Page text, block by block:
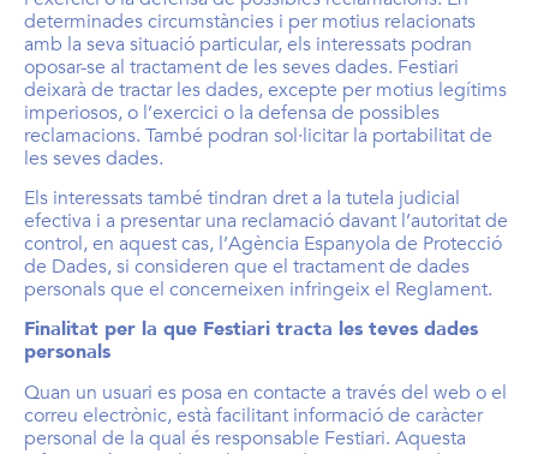
determinades circumstàncies i per motius relacionats
amb la seva situació particular, els interessats podran
oposar-se al tractament de les seves dades. Festiari
deixarà de tractar les dades, excepte per motius legítims
imperiosos, o l’exercici o la defensa de possibles
reclamacions. També podran sol·licitar la portabilitat de
les seves dades.
Els interessats també tindran dret a la tutela judicial
efectiva i a presentar una reclamació davant l’autoritat de
control, en aquest cas, l’Agència Espanyola de Protecció
de Dades, si consideren que el tractament de dades
personals que el concerneixen infringeix el Reglament.
Finalitat per la que Festiari tracta les teves dades
personals
Quan un usuari es posa en contacte a través del web o el
correu electrònic, està facilitant informació de caràcter
personal de la qual és responsable Festiari. Aquesta